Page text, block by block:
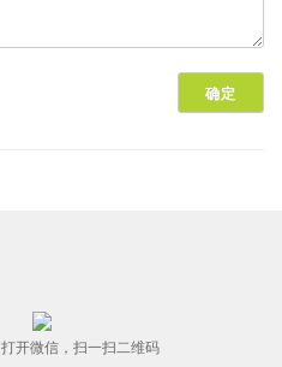
打开微信，扫一扫二维码